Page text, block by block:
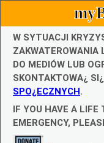
W SYTUACJI
ZAKWATEROWANIA
DO MEDIÓW LUB
SKONTAKTOWA¿
SPO¿ECZNYCH.
IF YOU HAVE A LIFE
EMERGENCY,